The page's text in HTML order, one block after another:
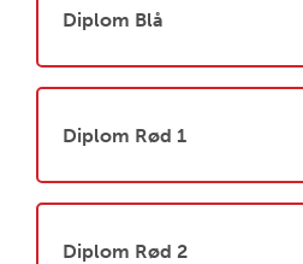
Diplom Blå
Diplom Rød 1
Diplom Rød 2